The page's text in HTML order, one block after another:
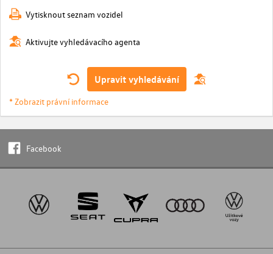
Vytisknout seznam vozidel
Aktivujte vyhledávacího agenta
Upravit vyhledávání
* Zobrazit právní informace
Facebook